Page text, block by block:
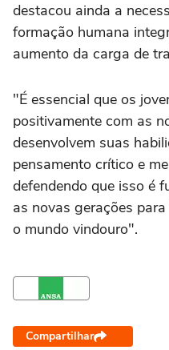
destacou ainda a
formação humana
aumento da carga de
"É essencial que os
positivamente com as
desenvolvem suas
pensamento crítico e
defendendo que isso é
as novas gerações
o mundo vindouro".
Compartilhar